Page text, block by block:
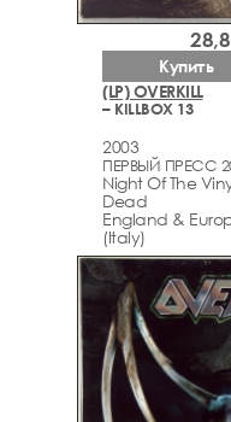
(LP) OVERKILL
– KILLBOX 13
2003
ПЕРВЫЙ ПРЕСС
Night Of The
Dead
England &
(Italy)
Купить